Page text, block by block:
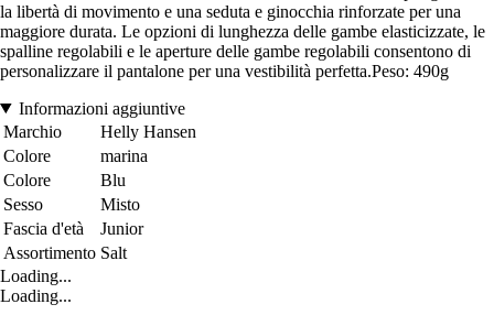
la libertà di movimento e una seduta e ginocchia rinforzate per una
maggiore durata. Le opzioni di lunghezza delle gambe elasticizzate, le
spalline regolabili e le aperture delle gambe regolabili consentono di
personalizzare il pantalone per una vestibilità perfetta.Peso: 490g
Informazioni aggiuntive
Marchio
Helly Hansen
Colore
marina
Colore
Blu
Sesso
Misto
Fascia d'età
Junior
Assortimento Salt
Loading...
Loading...